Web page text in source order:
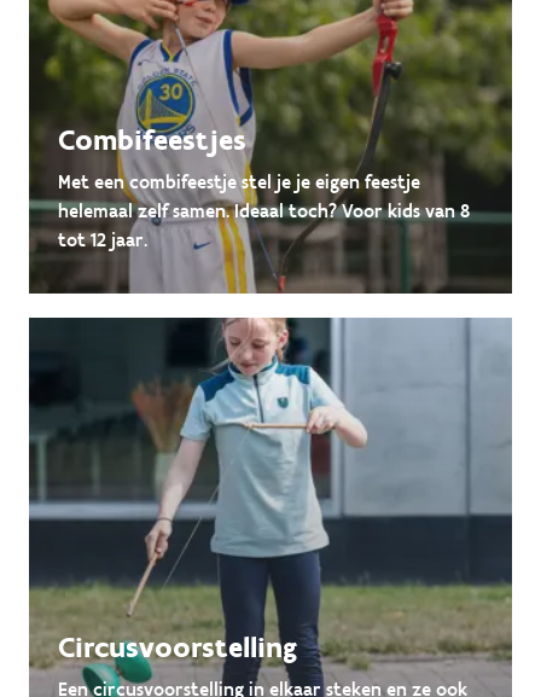
Combifeestjes
Met een combifeestje stel je je eigen feestje
helemaal zelf samen. Ideaal toch? Voor kids van 8
tot 12 jaar.
Circusvoorstelling
Een circusvoorstelling in elkaar steken en ze ook